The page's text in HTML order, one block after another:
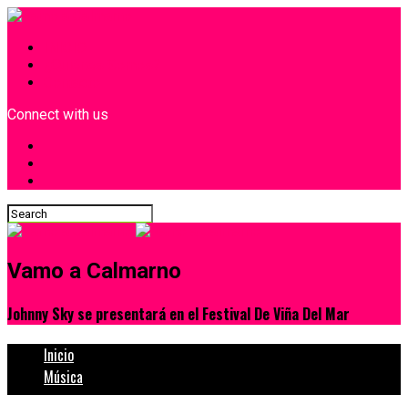
Connect with us
Vamo a Calmarno
Johnny Sky se presentará en el Festival De Viña Del Mar
Inicio
Música